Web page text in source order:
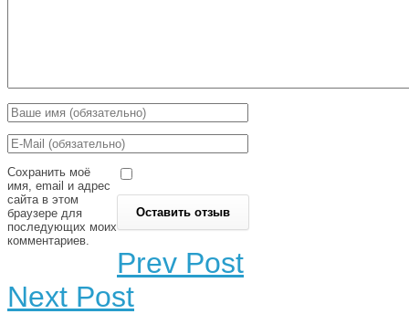
Сохранить моё
имя, email и адрес
сайта в этом
браузере для
последующих моих
комментариев.
Prev Post
Next Post